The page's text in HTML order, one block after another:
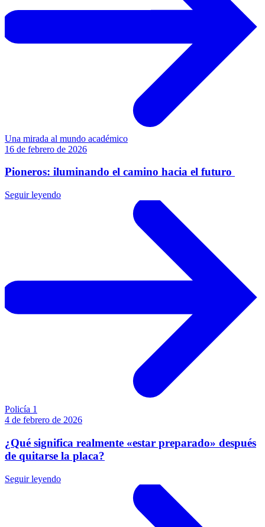
Una mirada al mundo académico
16 de febrero de 2026
Pioneros: iluminando el camino hacia el futuro
Seguir leyendo
Policía 1
4 de febrero de 2026
¿Qué significa realmente «estar preparado» después
de quitarse la placa?
Seguir leyendo